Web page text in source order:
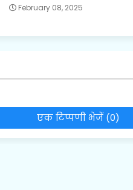
February 08, 2025
एक टिप्पणी भेजें (0)